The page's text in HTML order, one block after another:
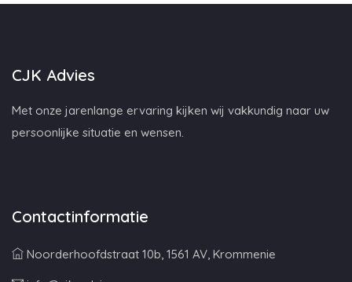
CJK Advies
Met onze jarenlange ervaring kijken wij vakkundig naar uw
persoonlijke situatie en wensen.
Contactinformatie
Noorderhoofdstraat 10b, 1561 AV, Krommenie